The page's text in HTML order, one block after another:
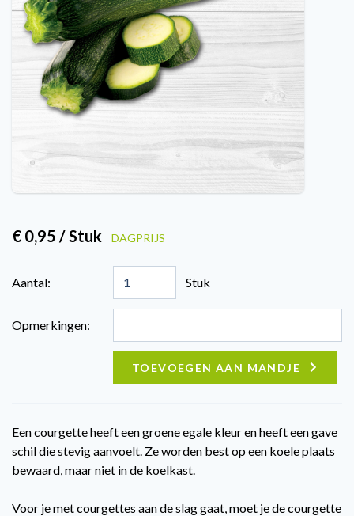
€ 0,95 / Stuk DAGPRIJS
Aantal: Stuk
Opmerkingen:
TOEVOEGEN AAN MANDJE
Een courgette heeft een groene egale kleur en heeft een gave
schil die stevig aanvoelt. Ze worden best op een koele plaats
bewaard, maar niet in de koelkast.
Voor je met courgettes aan de slag gaat, moet je de courgette